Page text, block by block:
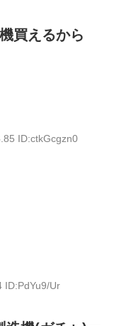
買えるから
ID:ctkGcgzn0
ID:PdYu9/Ur